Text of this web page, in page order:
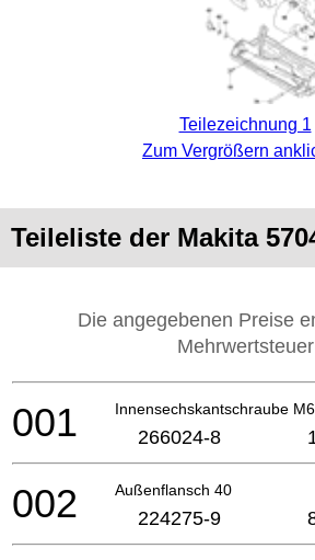
Teilezeichnung 1
Zum Vergrößern
Teileliste der Makita
Die angegebenen Preise
Mehrwertsteuer
Innensechskantschraube
001 266024-8
Außenflansch 40
002 224275-9